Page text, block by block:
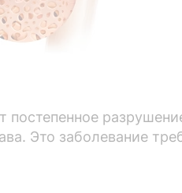
постепенное
Это заболевание